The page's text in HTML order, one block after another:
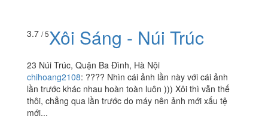
3.7 / 5Xôi Sáng - Núi Trúc
23 Núi Trúc, Quận Ba Đình, Hà Nội
chihoang2108: ???? Nhìn cái ảnh lần này với cái ảnh
lần trước khác nhau hoàn toàn luôn ))) Xôi thì vẫn thế
thôi, chẳng qua lần trước do máy nên ảnh mới xấu tệ
mới...